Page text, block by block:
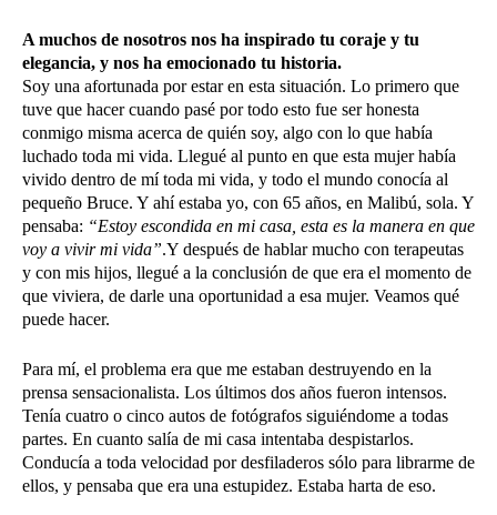
A muchos de nosotros nos ha inspirado tu coraje y tu
elegancia, y nos ha emocionado tu historia.
Soy una afortunada por estar en esta situación. Lo primero que
tuve que hacer cuando pasé por todo esto fue ser honesta
conmigo misma acerca de quién soy, algo con lo que había
luchado toda mi vida. Llegué al punto en que esta mujer había
vivido dentro de mí toda mi vida, y todo el mundo conocía al
pequeño Bruce. Y ahí estaba yo, con 65 años, en Malibú, sola. Y
pensaba: “Estoy escondida en mi casa, esta es la manera en que
voy a vivir mi vida”.Y después de hablar mucho con terapeutas
y con mis hijos, llegué a la conclusión de que era el momento de
que viviera, de darle una oportunidad a esa mujer. Veamos qué
puede hacer.
Para mí, el problema era que me estaban destruyendo en la
prensa sensacionalista. Los últimos dos años fueron intensos.
Tenía cuatro o cinco autos de fotógrafos siguiéndome a todas
partes. En cuanto salía de mi casa intentaba despistarlos.
Conducía a toda velocidad por desfiladeros sólo para librarme de
ellos, y pensaba que era una estupidez. Estaba harta de eso.